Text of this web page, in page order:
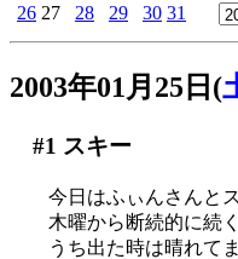
26 27 28 29 30 31
2003年01月25日(
#1 スキー
今日はふぃんさんと
木曜から断続的に続
うち出た時は晴れて